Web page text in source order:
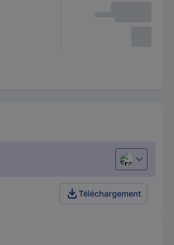
Français
Téléchargement